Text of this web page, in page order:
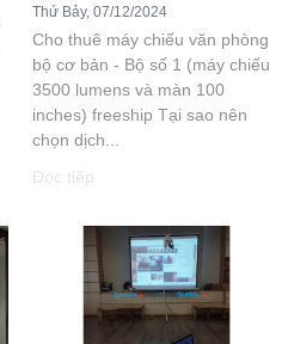
Thứ Bảy, 07/12/2024
Cho thuê máy chiếu văn phòng
bộ cơ bản - Bộ số 1 (máy chiếu
3500 lumens và màn 100
inches) freeship Tại sao nên
chọn dịch...
Đọc tiếp